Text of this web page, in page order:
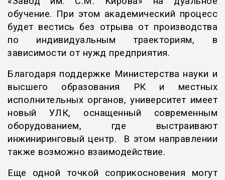
обучение. При этом академический процесс
будет вестись без отрыва от производства
по индивидуальным траекториям, в
зависимости от нужд предприятия.
Благодаря поддержке Министерства науки и
высшего образования РК и местных
исполнительных органов, университет имеет
новый УЛК, оснащенный современным
оборудованием, где выстраивают
инжиниринговый центр. В этом направлении
также возможно взаимодействие.
Еще одной точкой соприкосновения могут